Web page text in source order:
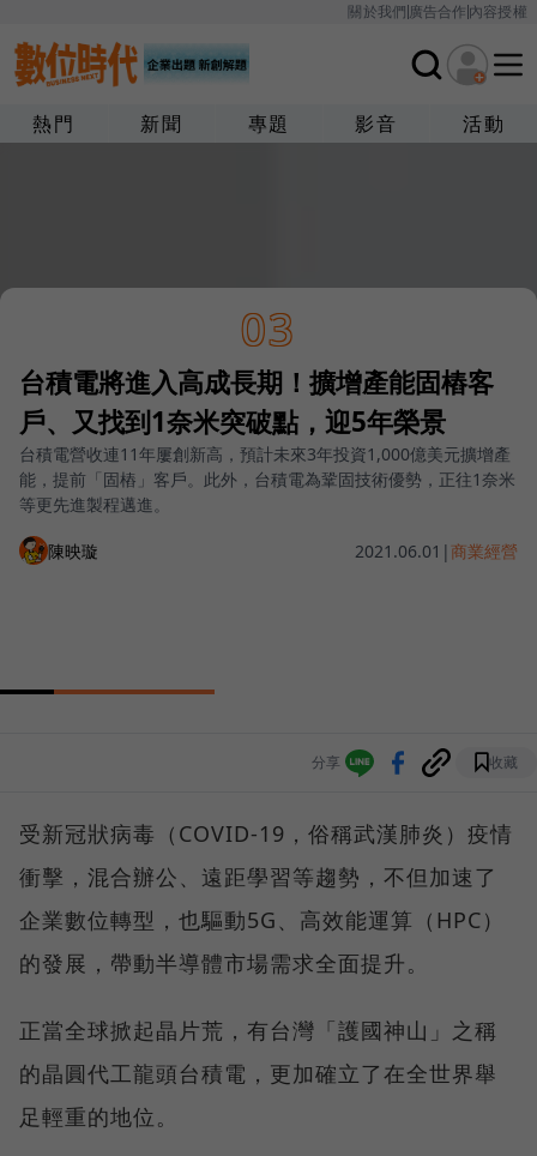
關於我們廣告合作內容授權
熱門 新聞 專題 影音 活動
03
台積電將進入高成長期！擴增產能固樁客
戶、又找到1奈米突破點，迎5年榮景
台積電營收連11年屢創新高，預計未來3年投資1,000億美元擴增產
能，提前「固樁」客戶。此外，台積電為鞏固技術優勢，正往1奈米
等更先進製程邁進。
陳映璇 2021.06.01 |商業經營
分享 收藏
受新冠狀病毒（COVID-19，俗稱武漢肺炎）疫情
衝擊，混合辦公、遠距學習等趨勢，不但加速了
企業數位轉型，也驅動5G、高效能運算（HPC）
的發展，帶動半導體市場需求全面提升。
正當全球掀起晶片荒，有台灣「護國神山」之稱
的晶圓代工龍頭台積電，更加確立了在全世界舉
足輕重的地位。